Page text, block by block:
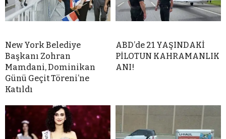
New York Belediye
Başkanı Zohran
Mamdani, Dominikan
Günü Geçit Töreni’ne
Katıldı
ABD’de 21 YAŞINDAKİ
PİLOTUN KAHRAMANLIK
ANI!